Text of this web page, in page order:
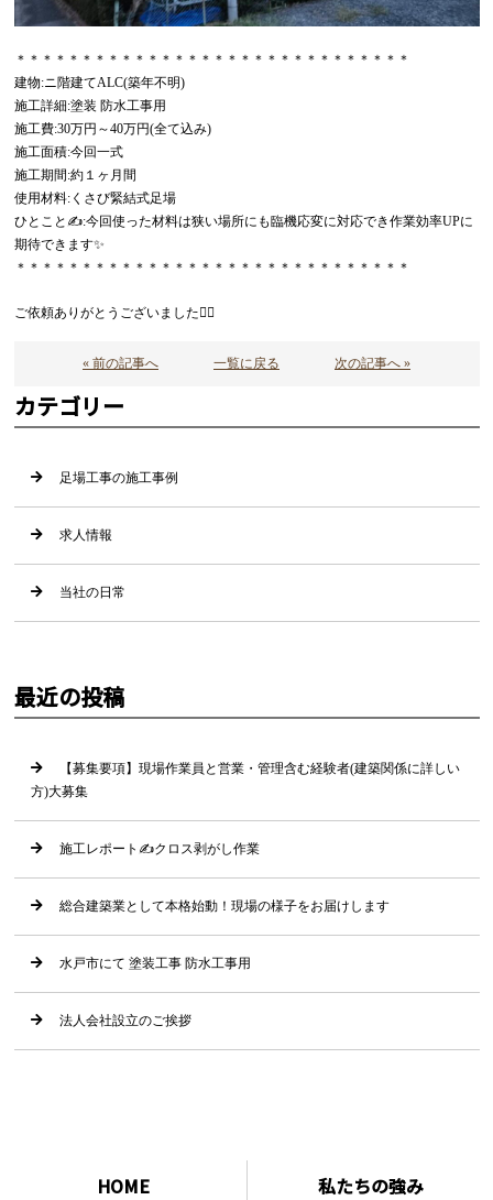
＊＊＊＊＊＊＊＊＊＊＊＊＊＊＊＊＊＊＊＊＊＊＊＊＊＊＊＊＊＊
建物:ニ階建てALC(築年不明)
施工詳細:塗装 防水工事用
施工費:30万円～40万円(全て込み)
施工面積:今回一式
施工期間:約１ヶ月間
使用材料:くさび緊結式足場
ひとこと✍:今回使った材料は狭い場所にも臨機応変に対応でき作業効率UPに
期待できます✨
＊＊＊＊＊＊＊＊＊＊＊＊＊＊＊＊＊＊＊＊＊＊＊＊＊＊＊＊＊＊
ご依頼ありがとうございました🙇‍♂️
« 前の記事へ 一覧に戻る 次の記事へ »
カテゴリー
足場工事の施工事例
求人情報
当社の日常
最近の投稿
【募集要項】現場作業員と営業・管理含む経験者(建築関係に詳しい
方)大募集
施工レポート✍クロス剥がし作業
総合建築業として本格始動！現場の様子をお届けします
水戸市にて 塗装工事 防水工事用
法人会社設立のご挨拶
HOME 私たちの強み